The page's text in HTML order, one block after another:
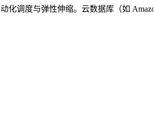
调度与弹性伸缩。云数据库（如